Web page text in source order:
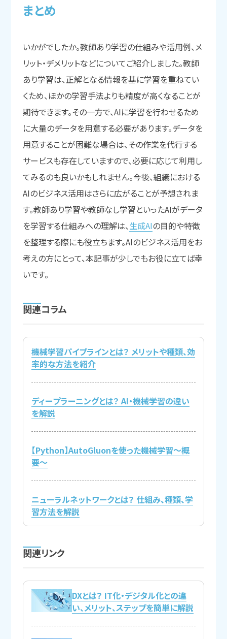
まとめ
いかがでしたか。教師あり学習の仕組みや活用例、メ
リット・デメリットなどについてご紹介しました。教師
あり学習は、正解となる情報を基に学習を重ねてい
くため、ほかの学習手法よりも精度が高くなることが
期待できます。その一方で、AIに学習を行わせるため
に大量のデータを用意する必要があります。データを
用意することが困難な場合は、その作業を代行する
サービスも存在していますので、必要に応じて利用し
てみるのも良いかもしれません。今後、組織における
AIのビジネス活用はさらに広がることが予想されま
す。教師あり学習や教師なし学習といったAIがデータ
を学習する仕組みへの理解は、生成AIの目的や特徴
を整理する際にも役立ちます。AIのビジネス活用をお
考えの方にとって、本記事が少しでもお役に立てば幸
いです。
関連コラム
機械学習パイプラインとは？ メリットや種類、効
率的な方法を紹介
ディープラーニングとは？ AI・機械学習の違い
を解説
【Python】AutoGluonを使った機械学習～概
要～
ニューラルネットワークとは？ 仕組み、種類、学
習方法を解説
関連リンク
DXとは？ IT化・デジタル化との違
い、メリット、ステップを簡単に解説